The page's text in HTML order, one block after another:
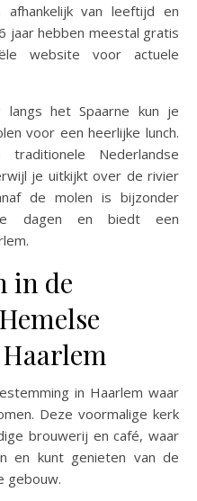
afhankelijk van leeftijd en
jaar hebben meestal gratis
website voor actuele
langs het Spaarne kun je
voor een heerlijke lunch.
Nederlandse
je uitkijkt over de rivier
de molen is bijzonder
dagen en biedt een
in de
in Haarlem waar
Deze voormalige kerk
brouwerij en café, waar
en kunt genieten van de
gebouw.